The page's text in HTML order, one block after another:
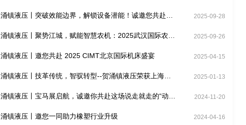
涌镇液压丨突破效能边界，解锁设备潜能！诚邀您共赴
2025-09-28
涌镇液压丨聚势江城，赋能智慧农机：2025武汉国际农机
2025-09-26
涌镇液压丨邀您共赴 2025 CIMT北京国际机床盛宴 2025-04-15
涌镇液压丨技革传统，智驭转型--贺涌镇液压荣获上海市
2025-01-13
涌镇液压丨宝马展启航，诚邀你共赴这场说走就走的“动力
2024-11-20
涌镇液压丨邀您一同助力橡塑行业升级 2024-04-16